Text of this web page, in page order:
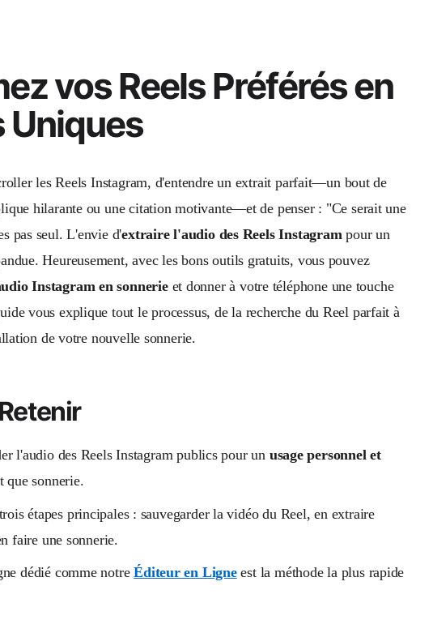
vos Reels Préférés en
Uniques
les Reels Instagram, d'entendre un extrait parfait—un bout de
hilarante ou une citation motivante—et de penser : "Ce serait une
pas seul. L'envie d'extraire l'audio des Reels Instagrampour un
Heureusement, avec les bons outils gratuits, vous pouvez
Instagram en sonnerieet donner à votre téléphone une touche
vous explique tout le processus, de la recherche du Reel parfait à
de votre nouvelle sonnerie.
l'audio des Reels Instagram publics pour un usage personnel et
que sonnerie.
étapes principales : sauvegarder la vidéo du Reel, en extraire
faire une sonnerie.
dédié comme notreÉditeur en Ligneest la méthode la plus rapide